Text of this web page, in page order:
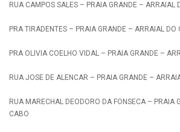
RUA CAMPOS SALES – PRAIA GRANDE – ARRAIAL
PRA TIRADENTES – PRAIA GRANDE – ARRAIAL DO
PRA OLIVIA COELHO VIDAL – PRAIA GRANDE –
RUA JOSE DE ALENCAR – PRAIA GRANDE –
RUA MARECHAL DEODORO DA FONSECA – PRAIA
CABO